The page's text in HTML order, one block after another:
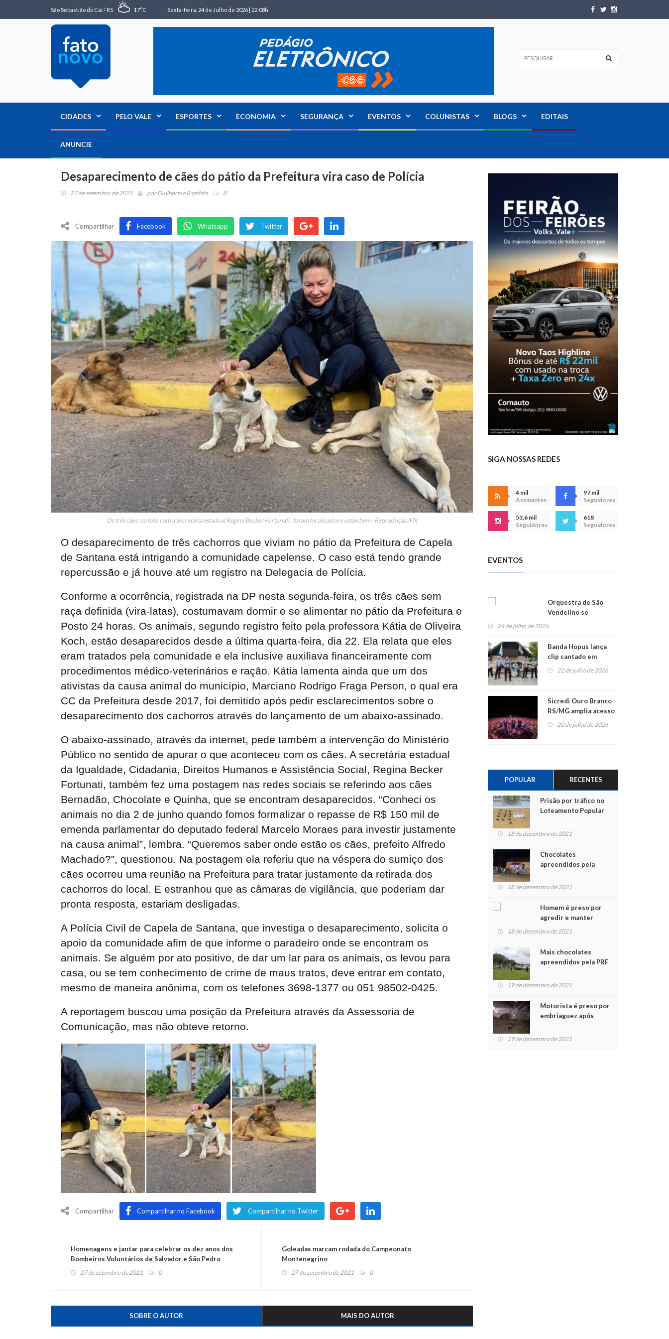
São Sebastião do Caí / RS 17°C Sexta-feira, 24 de Julho de 2026 | 22:08h
CIDADES PELO VALE ESPORTES ECONOMIA SEGURANÇA EVENTOS COLUNISTAS BLOGS EDITAIS
ANUNCIE
Desaparecimento de cães do pátio da Prefeitura vira caso de Polícia
27 de setembro de 2021 porGuilherme Baptista 0
Compartilhar Facebook Whatsapp Twitter
Os três cães, na foto com a Secretária estadual Regina Becker Fortunati , foram localizados e estão bem - Reprodução/FN
O desaparecimento de três cachorros que viviam no pátio da Prefeitura de Capela
de Santana está intrigando a comunidade capelense. O caso está tendo grande
repercussão e já houve até um registro na Delegacia de Polícia.
Conforme a ocorrência, registrada na DP nesta segunda-feira, os três cães sem
raça definida (vira-latas), costumavam dormir e se alimentar no pátio da Prefeitura e
Posto 24 horas. Os animais, segundo registro feito pela professora Kátia de Oliveira
Koch, estão desaparecidos desde a última quarta-feira, dia 22. Ela relata que eles
eram tratados pela comunidade e ela inclusive auxiliava financeiramente com
procedimentos médico-veterinários e ração. Kátia lamenta ainda que um dos
ativistas da causa animal do município, Marciano Rodrigo Fraga Person, o qual era
CC da Prefeitura desde 2017, foi demitido após pedir esclarecimentos sobre o
desaparecimento dos cachorros através do lançamento de um abaixo-assinado.
O abaixo-assinado, através da internet, pede também a intervenção do Ministério
Público no sentido de apurar o que aconteceu com os cães. A secretária estadual
da Igualdade, Cidadania, Direitos Humanos e Assistência Social, Regina Becker
Fortunati, também fez uma postagem nas redes sociais se referindo aos cães
Bernadão, Chocolate e Quinha, que se encontram desaparecidos. “Conheci os
animais no dia 2 de junho quando fomos formalizar o repasse de R$ 150 mil de
emenda parlamentar do deputado federal Marcelo Moraes para investir justamente
na causa animal”, lembra. “Queremos saber onde estão os cães, prefeito Alfredo
Machado?”, questionou. Na postagem ela referiu que na véspera do sumiço dos
cães ocorreu uma reunião na Prefeitura para tratar justamente da retirada dos
cachorros do local. E estranhou que as câmaras de vigilância, que poderiam dar
pronta resposta, estariam desligadas.
A Polícia Civil de Capela de Santana, que investiga o desaparecimento, solicita o
apoio da comunidade afim de que informe o paradeiro onde se encontram os
animais. Se alguém por ato positivo, de dar um lar para os animais, os levou para
casa, ou se tem conhecimento de crime de maus tratos, deve entrar em contato,
mesmo de maneira anônima, com os telefones 3698-1377 ou 051 98502-0425.
A reportagem buscou uma posição da Prefeitura através da Assessoria de
Comunicação, mas não obteve retorno.
Compartilhar Compartilhar no Facebook Compartilhar no Twitter
Homenagens e jantar para celebrar os dez anos dos
Bombeiros Voluntários de Salvador e São Pedro
27 de setembro de 2021 0
Goleadas marcam rodada do Campeonato
Montenegrino
27 de setembro de 2021 0
SOBRE O AUTOR MAIS DO AUTOR
SIGA NOSSAS REDES
4 mil
Assinantes
97 mil
Seguidores
53,6 mil
Seguidores
618
Seguidores
EVENTOS
Orquestra de São
Vendelino se
apresenta na
24 de julho de 2026
Banda Hopus lança
clip cantado em
alemão e inglês
22 de julho de 2026
Sicredi Ouro Branco
RS/MG amplia acesso
ao show dos 45 anos
para mais associados
20 de julho de 2026
POPULAR RECENTES
Prisão por tráfico no
Loteamento Popular
18 de dezembro de 2021
Chocolates
apreendidos pela
para crianças na
18 de dezembro de 2021
Homem é preso por
agredir e manter
mulher em cárcere
18 de dezembro de 2021
Mais chocolates
apreendidos pela PRF
crianças no Natal
19 de dezembro de 2021
Motorista é preso por
embriaguez após
feridos
19 de dezembro de 2021